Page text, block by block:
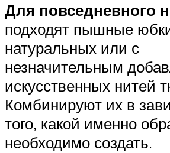
Для повседневного
подходят пышные
натуральных или с
незначительным
искусственных нитей
Комбинируют их в
того, какой именно
необходимо создать.